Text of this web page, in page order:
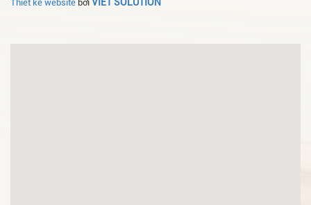
Thiết kế website bởi VIET SOLUTION